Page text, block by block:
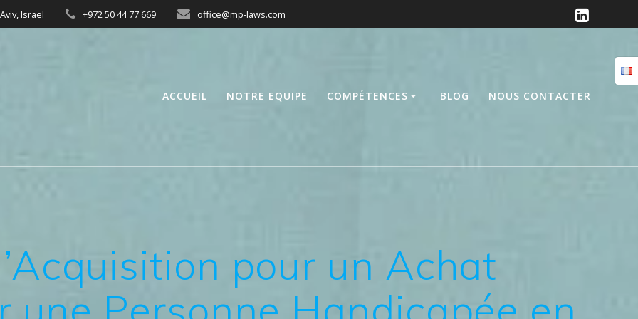
Israel +972 50 44 77 669 office@mp-laws.com
ACCUEIL NOTRE EQUIPE COMPÉTENCES BLOG NOUS CONTACTER
pour un Achat